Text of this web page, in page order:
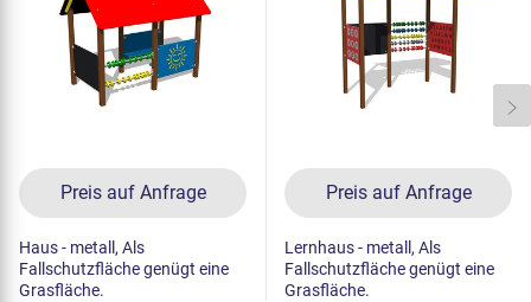
Preis auf Anfrage
Haus - metall, Als
Fallschutzfläche genügt eine
Grasfläche.
Preis auf Anfrage
Lernhaus - metall, Als
Fallschutzfläche genügt eine
Grasfläche.